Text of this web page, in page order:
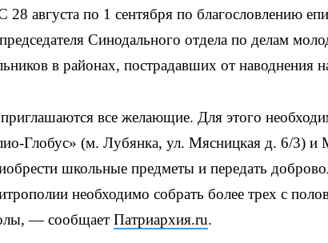
августа по 1 сентября по благословлению
Синодального отдела по делам
в районах, пострадавших от наводнения
все желающие. Для этого
Глобус» (м. Лубянка, ул. Мясницкая д. 6/3)
школьные предметы и передать
необходимо собрать более трех с
— сообщает Патриархия.ru.